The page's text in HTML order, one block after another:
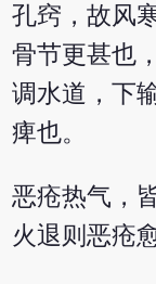
孔窍，故风
骨节更甚也
调水道，下
痺也。
恶疮热气，
火退则恶疮